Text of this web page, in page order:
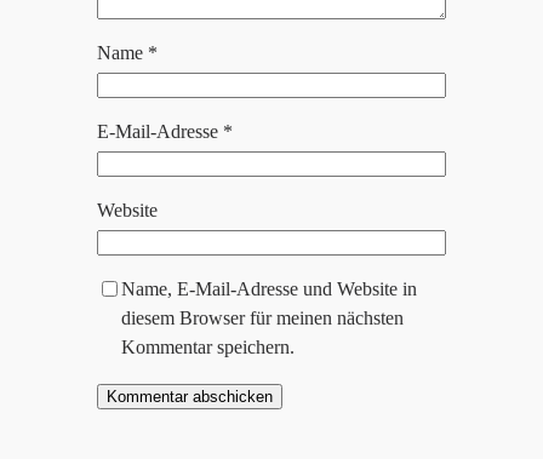
Name *
E-Mail-Adresse *
Website
Name, E-Mail-Adresse und Website in
diesem Browser für meinen nächsten
Kommentar speichern.